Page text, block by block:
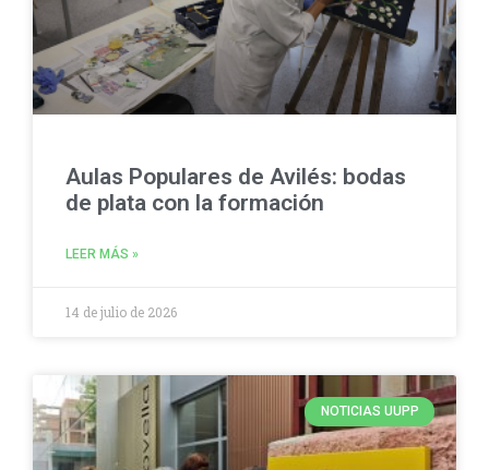
Aulas Populares de Avilés: bodas
de plata con la formación
LEER MÁS »
14 de julio de 2026
NOTICIAS UUPP